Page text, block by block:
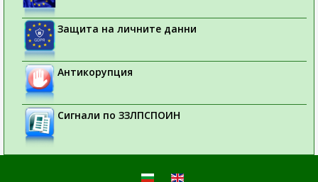
Защита на личните данни
Антикорупция
Сигнали по ЗЗЛПСПОИН